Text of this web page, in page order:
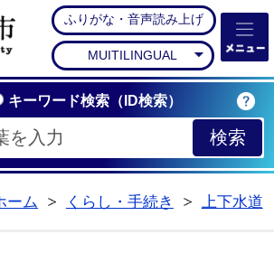
石岡市公式ホームペー
ふりがな・音声読み上げ
MUITILINGUAL
キーワード検索（ID検索）
ーム
くらし・手続き
上下水道